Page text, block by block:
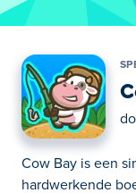
Cow Bay is een
hardwerkende